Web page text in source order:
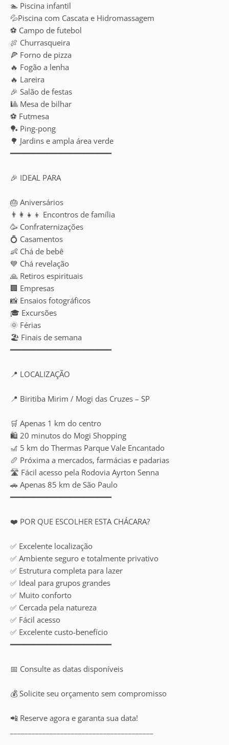
🏊 Piscina infantil
💦Piscina com Cascata e Hidromassagem
⚽ Campo de futebol
🍖 Churrasqueira
🍕 Forno de pizza
🔥 Fogão a lenha
🔥 Lareira
🎉 Salão de festas
🎱 Mesa de bilhar
⚽ Futmesa
🏓 Ping-pong
🌳 Jardins e ampla área verde
━━━━━━━━━━━━━━━━━━━━━━
🎉 IDEAL PARA
🎂 Aniversários
👨‍👩‍👧‍👦 Encontros de família
🥳 Confraternizações
💍 Casamentos
👶 Chá de bebê
💙 Chá revelação
🙏 Retiros espirituais
🏢 Empresas
📸 Ensaios fotográficos
🎓 Excursões
🌞 Férias
🏖️ Finais de semana
━━━━━━━━━━━━━━━━━━━━━━
📍 LOCALIZAÇÃO
📍 Biritiba Mirim / Mogi das Cruzes – SP
🛒 Apenas 1 km do centro
🛍️ 20 minutos do Mogi Shopping
🎢 5 km do Thermas Parque Vale Encantado
🥖 Próxima a mercados, farmácias e padarias
🛣️ Fácil acesso pela Rodovia Ayrton Senna
🚗 Apenas 85 km de São Paulo
━━━━━━━━━━━━━━━━━━━━━━
❤️ POR QUE ESCOLHER ESTA CHÁCARA?
✅ Excelente localização
✅ Ambiente seguro e totalmente privativo
✅ Estrutura completa para lazer
✅ Ideal para grupos grandes
✅ Muito conforto
✅ Cercada pela natureza
✅ Fácil acesso
✅ Excelente custo-benefício
━━━━━━━━━━━━━━━━━━━━━━
📅 Consulte as datas disponíveis
💰 Solicite seu orçamento sem compromisso
📲 Reserve agora e garanta sua data!